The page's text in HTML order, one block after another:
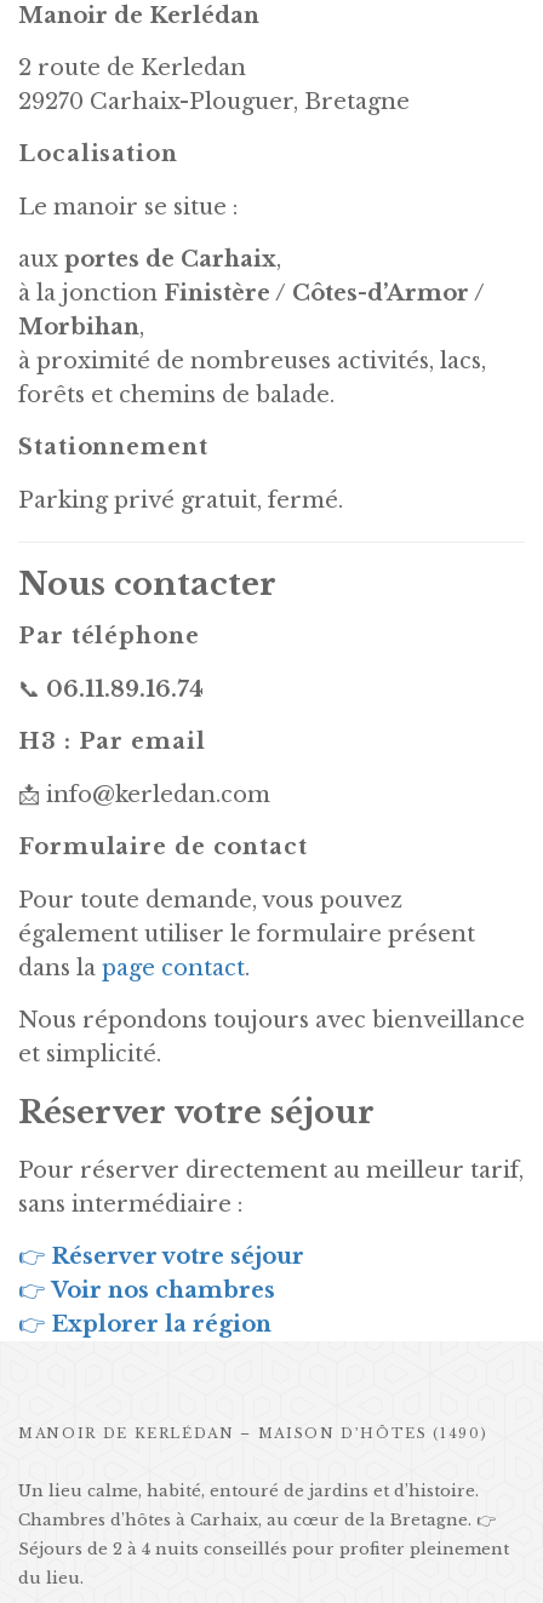
Manoir de Kerlédan
2 route de Kerledan
29270 Carhaix-Plouguer, Bretagne
Localisation
Le manoir se situe :
aux portes de Carhaix,
à la jonction Finistère / Côtes-d’Armor /
Morbihan,
à proximité de nombreuses activités, lacs,
forêts et chemins de balade.
Stationnement
Parking privé gratuit, fermé.
Nous contacter
Par téléphone
📞 06.11.89.16.74
H3 : Par email
📩 info@kerledan.com
Formulaire de contact
Pour toute demande, vous pouvez
également utiliser le formulaire présent
dans la page contact.
Nous répondons toujours avec bienveillance
et simplicité.
Réserver votre séjour
Pour réserver directement au meilleur tarif,
sans intermédiaire :
👉 Réserver votre séjour
👉Voir nos chambres
👉 Explorer la région
MANOIR DE KERLÉDAN – MAISON D’HÔTES (1490)
Un lieu calme, habité, entouré de jardins et d’histoire.
Chambres d’hôtes à Carhaix, au cœur de la Bretagne. 👉
Séjours de 2 à 4 nuits conseillés pour profiter pleinement
du lieu.